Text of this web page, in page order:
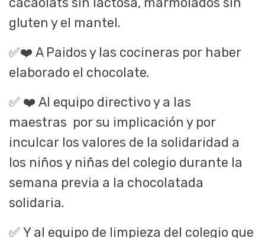
gluten y el mantel.
✅❤️ A Paidos y las cocineras por haber
elaborado el chocolate.
✅ ❤️ Al equipo directivo y a las
maestras por su implicación y por
inculcar los valores de la solidaridad a
los niños y niñas del colegio durante la
semana previa a la chocolatada
solidaria.
✅ Y al equipo de limpieza del colegio que